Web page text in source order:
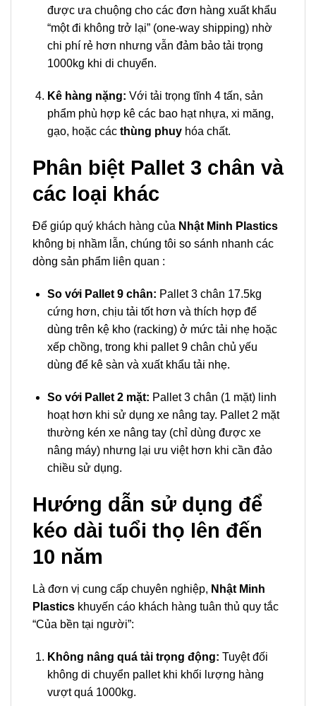
được ưa chuộng cho các đơn hàng xuất khẩu
“một đi không trở lại” (one-way shipping) nhờ
chi phí rẻ hơn nhưng vẫn đảm bảo tải trọng
1000kg khi di chuyển.
Kê hàng nặng: Với tải trọng tĩnh 4 tấn, sản
phẩm phù hợp kê các bao hạt nhựa, xi măng,
gạo, hoặc các thùng phuyhóa chất.
Phân biệt Pallet 3 chân và
các loại khác
Để giúp quý khách hàng của Nhật Minh Plastics
không bị nhầm lẫn, chúng tôi so sánh nhanh các
dòng sản phẩm liên quan :
So với Pallet 9 chân: Pallet 3 chân 17.5kg
cứng hơn, chịu tải tốt hơn và thích hợp để
dùng trên kệ kho (racking) ở mức tải nhẹ hoặc
xếp chồng, trong khi pallet 9 chân chủ yếu
dùng để kê sàn và xuất khẩu tải nhẹ.
So với Pallet 2 mặt: Pallet 3 chân (1 mặt) linh
hoạt hơn khi sử dụng xe nâng tay. Pallet 2 mặt
thường kén xe nâng tay (chỉ dùng được xe
nâng máy) nhưng lại ưu việt hơn khi cần đảo
chiều sử dụng.
Hướng dẫn sử dụng để
kéo dài tuổi thọ lên đến
10 năm
Là đơn vị cung cấp chuyên nghiệp, Nhật Minh
Plastics khuyến cáo khách hàng tuân thủ quy tắc
“Của bền tại người”:
Không nâng quá tải trọng động: Tuyệt đối
không di chuyển pallet khi khối lượng hàng
vượt quá 1000kg.